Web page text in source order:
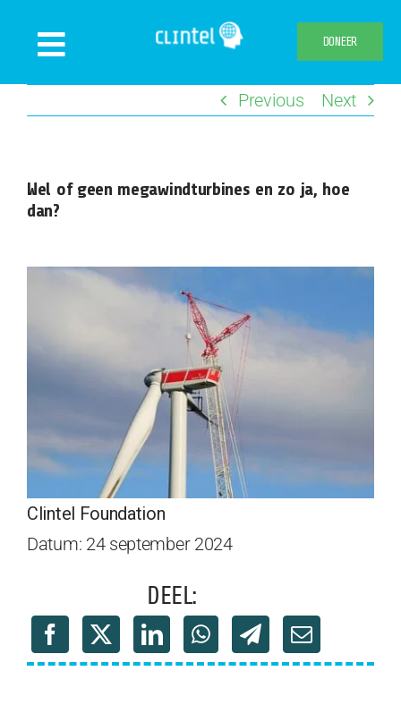
Toggle
Navigation
Publicaties
Declaration
DONEER
Previous Next
Wel of geen megawindturbines en zo ja, hoe
dan?
Clintel Foundation
Datum: 24 september 2024
DEEL: